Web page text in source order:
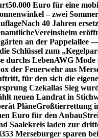
50.000 Euro für eine
– zwei
Nach 40 Jahren
Vereinsheim
an der Pappelallee
Schlüssel zum
durchs LebenAWG Mode
der Feuerwehr aus
für den sich die
Czekallas Sieg
neuen Landrat in
PläneGroßtierrettung
Euro für den Anbau
Saalekreis laden zur
353 Merseburger sparen